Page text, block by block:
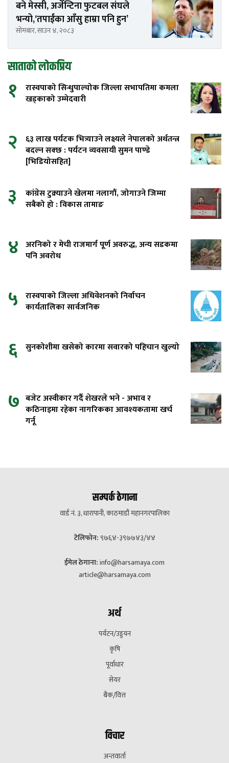
बने मेस्सी, अर्जेन्टिना फुटबल संघले
भन्यो,‘तपाईंका आँसु हाम्रा पनि हुन’
सोमबार, साउन ४, २०८३
साताको लोकप्रिय
१
रास्वपाको सिन्धुपाल्चोक जिल्ला सभापतिमा कमला
खड्काको उम्मेदवारी
२
६३ लाख पर्यटक भित्र्याउने लक्ष्यले नेपालको अर्थतन्त्र
बदल्न सक्छ : पर्यटन व्यवसायी सुमन पाण्डे
[भिडियोसहित]
३
कांग्रेस टुक्र्याउने खेलमा नलागौं, जोगाउने जिम्मा
सबैको हो : विकास तामाङ
४ अरनिको र मेची राजमार्ग पूर्ण अवरुद्ध, अन्य सडकमा
पनि अवरोध
५ रास्वपाको जिल्ला अधिवेशनको निर्वाचन
कार्यतालिका सार्वजनिक
६ सुनकोशीमा खसेको कारमा सवारको पहिचान खुल्यो
७ बजेट अस्वीकार गर्दै शेखरले भने - अभाव र
कठिनाइमा रहेका नागरिकका आवश्यकतामा खर्च
गर्नू
सम्पर्क ठेगाना
वार्ड नं. ३, धारापानी, काठमाडौं महानगरपालिका
टेलिफोन: ९७६४-३९७७४३/४४
ईमेल ठेगाना:info@harsamaya.com
article@harsamaya.com
अर्थ
पर्यटन/उड्डयन
कृषि
पूर्वाधार
सेयर
बैक/वित्त
विचार
अन्तवार्ता